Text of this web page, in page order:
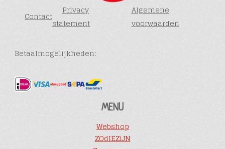
Contact
Privacy
statement
Algemene
voorwaarden
Betaalmogelijkheden:
MENU
Webshop
ZOdIEZiJN